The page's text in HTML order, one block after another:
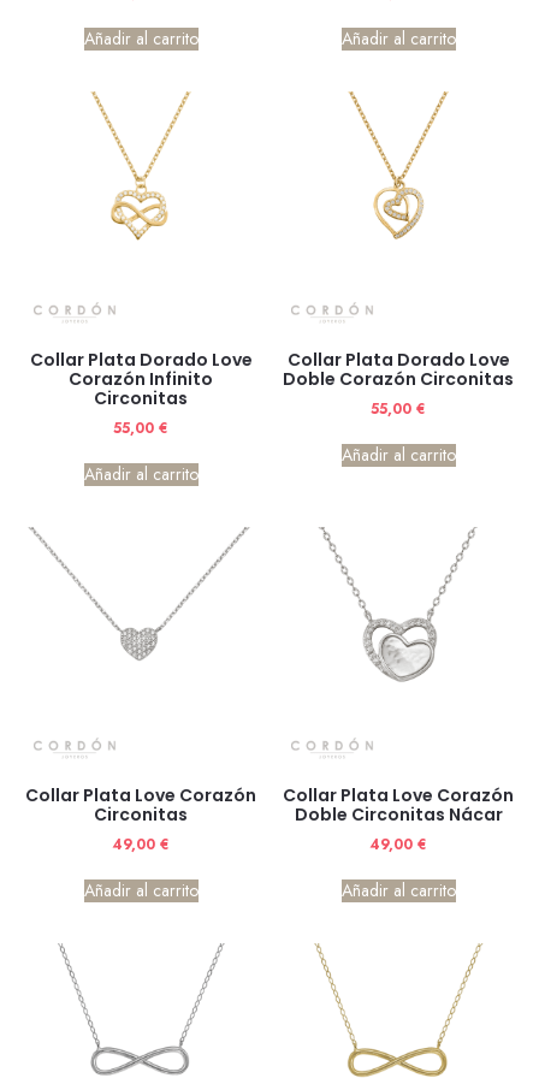
Añadir al carrito Añadir al carrito
Collar Plata Dorado Love
Corazón Infinito
Circonitas
55,00 €
Añadir al carrito
Collar Plata Dorado Love
Doble Corazón Circonitas
55,00 €
Añadir al carrito
Collar Plata Love Corazón
Circonitas
49,00 €
Añadir al carrito
Collar Plata Love Corazón
Doble Circonitas Nácar
49,00 €
Añadir al carrito